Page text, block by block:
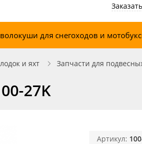
для снегоходов и
и яхт Запчасти для
27K
Артикул: